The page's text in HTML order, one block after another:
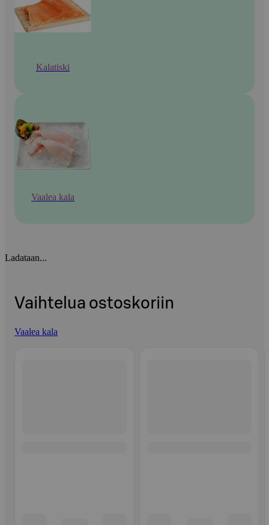
Kalatiski
Vaalea kala
Ladataan...
Vaihtelua ostoskoriin
Vaalea kala